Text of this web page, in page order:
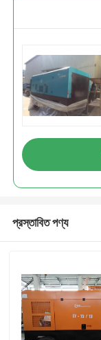
প্রস্তাবিত পণ্য